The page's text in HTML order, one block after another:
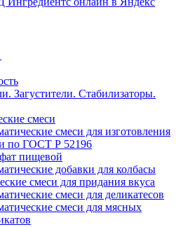
Загустители. Стабилизаторы.
смеси
смеси для изготовления
по ГОСТ Р 52196
пищевой
добавки для колбасы
смеси для придания вкуса
смеси для деликатесов
смеси для мясных